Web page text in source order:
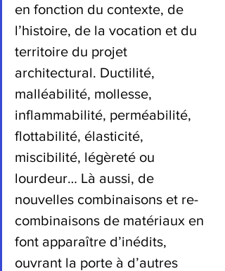
en fonction du contexte, de
l’histoire, de la vocation et du
territoire du projet
architectural. Ductilité,
malléabilité, mollesse,
inflammabilité, perméabilité,
flottabilité, élasticité,
miscibilité, légèreté ou
lourdeur… Là aussi, de
nouvelles combinaisons et re-
combinaisons de matériaux en
font apparaître d’inédits,
ouvrant la porte à d’autres